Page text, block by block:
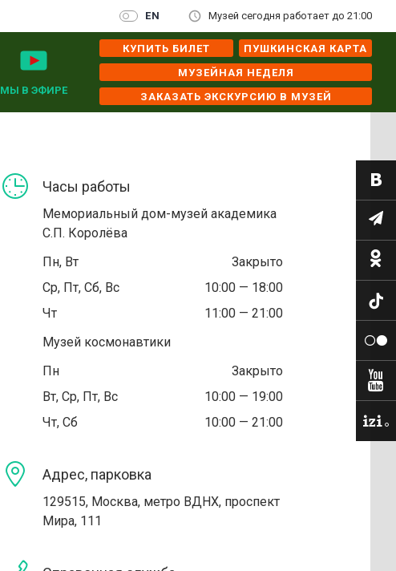
EN Музей сегодня работает до 21:00
МЫ В ЭФИРЕ
КУПИТЬ БИЛЕТ
ПУШКИНСКАЯ КАРТА
МУЗЕЙНАЯ НЕДЕЛЯ
ЗАКАЗАТЬ ЭКСКУРСИЮ В МУЗЕЙ
Часы работы
Мемориальный дом-музей академика
С.П. Королёва
Пн, Вт
Закрыто
Ср, Пт, Сб, Вс
10:00 — 18:00
Чт
11:00 — 21:00
Музей космонавтики
Пн
Закрыто
Вт, Ср, Пт, Вс
10:00 — 19:00
Чт, Сб
10:00 — 21:00
Адрес, парковка
129515, Москва, метро ВДНХ, проспект
Мира, 111